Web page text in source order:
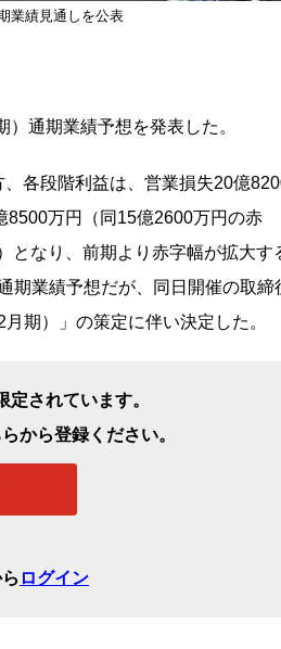
業績見通しを公表
通期業績予想を発表した。
各段階利益は、営業損失20億
8500万円（同15億2600万円の赤
となり、前期より赤字幅が拡大す
期業績予想だが、同日開催の取締
期）」の策定に伴い決定した。
されています。
から登録ください。
ログイン